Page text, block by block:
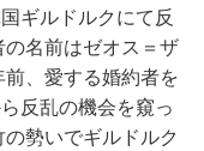
ギルドルクにて反
名前はゼオス＝ザ
、愛する婚約者を
反乱の機会を窺っ
勢いでギルドルク